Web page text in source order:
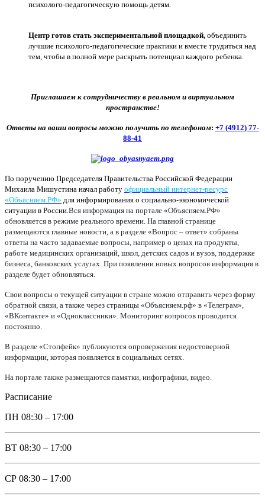
психолого-педагогическую помощь детям.
Центр готов стать экспериментальной площадкой, объединить
лучшие психолого-педагогические практики и вместе трудиться над
тем, чтобы в полной мере раскрыть потенциал каждого ребенка.
Приглашаем к сотрудничеству в реальном и виртуальном
пространстве!
Ответы на ваши вопросы можно получить по телефонам: +7 (4912) 77-
88-41
По поручению Председателя Правительства Российской Федерации
Михаила Мишустина начал работу официальный интернет-ресурс
«Объясняем.РФ» для информирования о социально-экономической
ситуации в России. Вся информация на портале «Объясняем.РФ»
обновляется в режиме реального времени. На главной странице
размещаются главные новости, а в разделе «Вопрос – ответ» собраны
ответы на часто задаваемые вопросы, например о ценах на продукты,
работе медицинских организаций, школ, детских садов и вузов, поддержке
бизнеса, банковских услугах. При появлении новых вопросов информация в
разделе будет обновляться.
Свои вопросы о текущей ситуации в стране можно отправить через форму
обратной связи, а также через страницы «Объясняем.рф» в «Телеграм»,
«ВКонтакте» и «Одноклассники». Мониторинг вопросов проводится
постоянно.
В разделе «Стопфейк» публикуются опровержения недостоверной
информации, которая появляется в социальных сетях.
На портале также размещаются памятки, инфографики, видео.
Расписание
ПН 08:30 – 17:00
ВТ 08:30 – 17:00
СР 08:30 – 17:00